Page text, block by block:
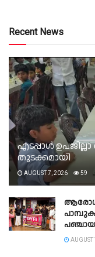
Recent News
എടപ്പാൾ
തുടക്കമായി
AUGUST 7, 2026 59
ആരോഗ്യ